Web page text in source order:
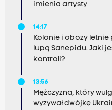
imienia artysty
14:17
Kolonie i obozy letnie
lupą Sanepidu. Jaki
kontroli?
13:56
Mężczyzna, który
wyzywał dwójkę